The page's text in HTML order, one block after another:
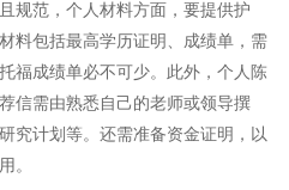
规范，个人材料方面，要提供护
料包括最高学历证明、成绩单，需
福成绩单必不可少。此外，个人陈
信需由熟悉自己的老师或领导撰
究计划等。还需准备资金证明，以
。